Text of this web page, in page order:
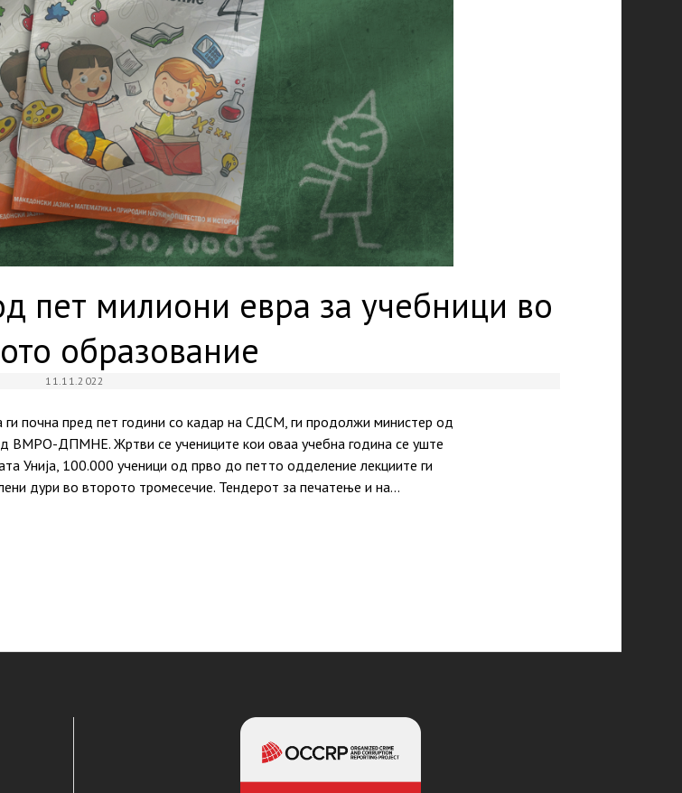
пет милиони евра за учебници во
образование
11.11.2022
почна пред пет години со кадар на СДСМ, ги продолжи министер од
ВМРО-ДПМНЕ. Жртви се учениците кои оваа учебна година се уште
Унија, 100.000 ученици од прво до петто одделение лекциите ги
дури во второто тромесечие. Тендерот за печатење и на…